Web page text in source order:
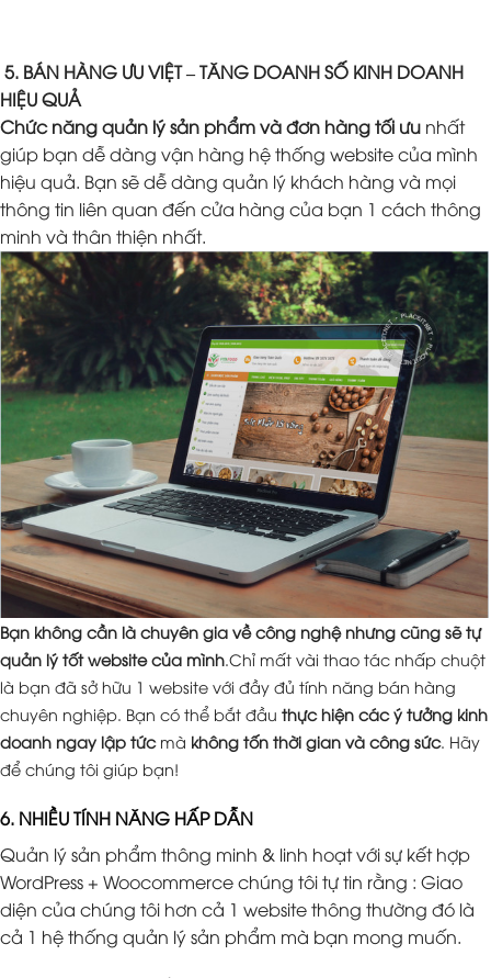
5. BÁN HÀNG ƯU VIỆT – TĂNG DOANH SỐ KINH DOANH
HIỆU QUẢ
Chức năng quản lý sản phẩm và đơn hàng tối ưu nhất
giúp bạn dễ dàng vận hàng hệ thống website của mình
hiệu quả. Bạn sẽ dễ dàng quản lý khách hàng và mọi
thông tin liên quan đến cửa hàng của bạn 1 cách thông
minh và thân thiện nhất.
Bạn không cần là chuyên gia về công nghệ nhưng cũng sẽ tự
quản lý tốt website của mình .Chỉ mất vài thao tác nhấp chuột
là bạn đã sở hữu 1 website với đầy đủ tính năng bán hàng
chuyên nghiệp. Bạn có thể bắt đầu thực hiện các ý tưởng kinh
doanh ngay lập tứcmà không tốn thời gian và công sức. Hãy
để chúng tôi giúp bạn!
6. NHIỀU TÍNH NĂNG HẤP DẪN
Quản lý sản phẩm thông minh & linh hoạt với sự kết hợp
WordPress + Woocommerce chúng tôi tự tin rằng : Giao
diện của chúng tôi hơn cả 1 website thông thường đó là
cả 1 hệ thống quản lý sản phẩm mà bạn mong muốn.